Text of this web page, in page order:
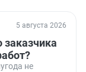
5 августа 2026
заказчика
не